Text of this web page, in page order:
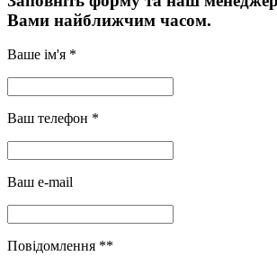
Вами найближчим часом.
Ваше ім'я *
Ваш телефон *
Ваш e-mail
Повідомлення **